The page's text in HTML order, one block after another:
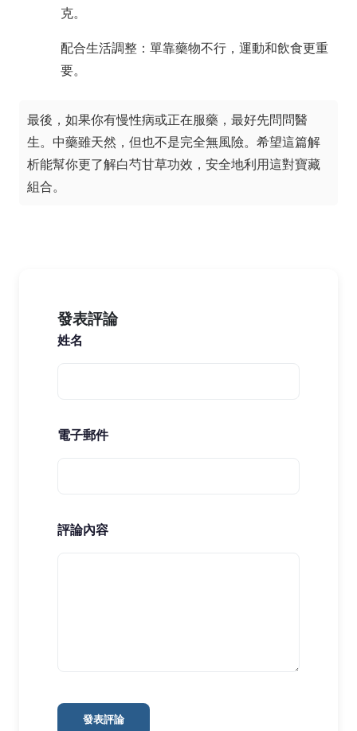
克。
配合生活調整：單靠藥物不行，運動和飲食更重
要。
最後，如果你有慢性病或正在服藥，最好先問問醫
生。中藥雖天然，但也不是完全無風險。希望這篇解
析能幫你更了解白芍甘草功效，安全地利用這對寶藏
組合。
發表評論
姓名
電子郵件
評論內容
發表評論